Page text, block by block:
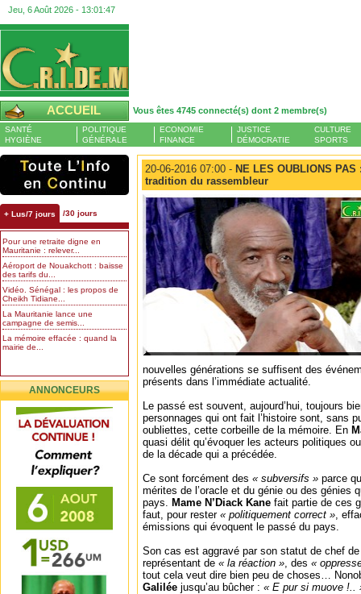
Jeu, 6 Août 2026 - 13:01:48
ACCUEIL Vous êtes 4745 connecté(s) dont 2 membre(s)
SANTÉ
HYGIÈNE
POLITIQUE
GÉNÉRALE
ECONOMIE
FINANCE
JUSTICE
DÉMOCRATIE
CULTURE
SPORTS
+ Lus/7 jours /30 jours
Pour une retraite digne en
Mauritanie : relever...
Aéroport de Nouakchott : baisse
des tarifs du...
Vidéo. Sénégal : les propos de
Cheikh Tidiane...
La Mauritanie lance une
campagne de semis...
La mémoire effacée : quand la
mairie de...
ANNONCEURS
20-06-2016 07:00 - NE LES OUBLIONS
tradition du rassembleur
nouvelles générations se suffisent des
présents dans l’immédiate actualité.
Le passé est souvent, aujourd’hui, toujours
personnages qui ont fait l’histoire sont, sans
oubliettes, cette corbeille de la mémoire. En
quasi délit qu’évoquer les acteurs politiques
de la décade qui a précédée.
Ce sont forcément des « subversifs » parce
mérites de l’oracle et du génie ou des génies
pays. Mame N’Diack Kane fait partie de ces
faut, pour rester « politiquement correct »,
émissions qui évoquent le passé du pays.
Son cas est aggravé par son statut de chef
représentant de « la réaction », des «
tout cela veut dire bien peu de choses…
Galilée jusqu’au bûcher : « E pur si muove !..